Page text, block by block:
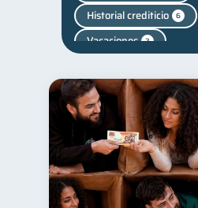
Historial crediticio 6
Vacaciones 2
Cuenta Inactiva
Finanzas personales 44
Manejo de deudas
Educación financiera 31
Finanzas para jóvenes